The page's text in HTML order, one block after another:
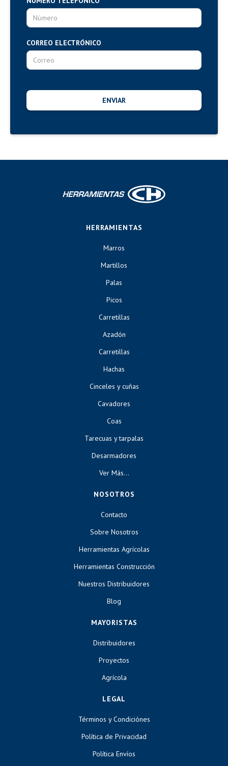
CORREO ELECTRÓNICO
HERRAMIENTAS
Marros
Martillos
Palas
Picos
Carretillas
Azadón
Carretillas
Hachas
Cinceles y cuñas
Cavadores
Coas
Tarecuas y tarpalas
Desarmadores
Ver Más...
NOSOTROS
Contacto
Sobre Nosotros
Herramientas Agrícolas
Herramientas Construcción
Nuestros Distribuidores
Blog
MAYORISTAS
Distribuidores
Proyectos
Agrícola
LEGAL
Términos y Condiciónes
Política de Privacidad
Política Envíos